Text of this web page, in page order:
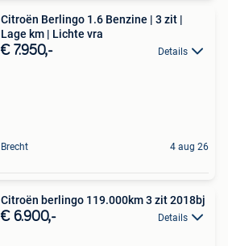
Citroën Berlingo 1.6 Benzine | 3 zit |
Lage km | Lichte vra
€ 7.950,- Details
Brecht 4 aug 26
Citroën berlingo 119.000km 3 zit 2018bj
€ 6.900,- Details